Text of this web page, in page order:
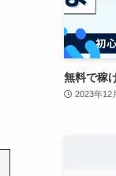
無料で稼
2023年12